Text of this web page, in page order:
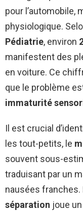
pour l’automobile,
physiologique.
Pédiatrie, environ
manifestent des
en voiture. Ce
que le problème
immaturité
Il est crucial
les tout-petits, le
souvent sous-
traduisant par un
nausées franches.
séparation joue